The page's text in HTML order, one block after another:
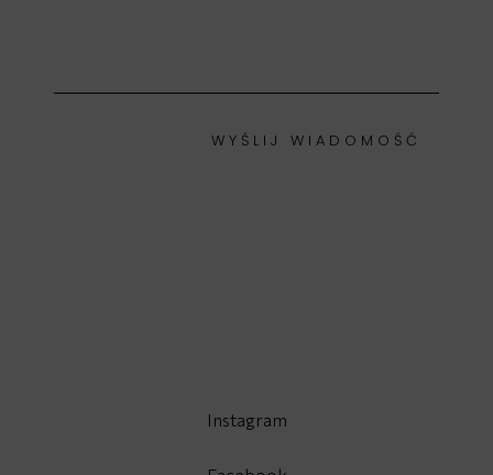
W Y Ś L I J W I A D O M O Ś Ć
Instagram